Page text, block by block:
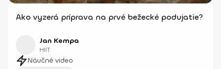
Ako vyzerá príprava na prvé bežecké podujatie?
Jan Kempa
HIIT
Náučné video